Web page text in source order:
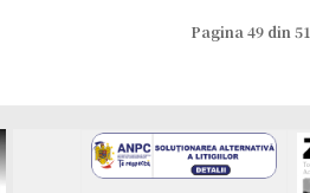
Pagina 49 din 51